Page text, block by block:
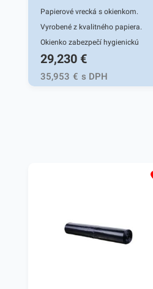
Papierové vrecká s okienkom.
Vyrobené z kvalitného papiera.
Okienko zabezpečí hygienickú
identifikáciu tovaru zabaleného vo
vrecku. Vhodné na balenie
pekárenských výrobkov, koláčov a
29,230 €
35,953 € s DPH